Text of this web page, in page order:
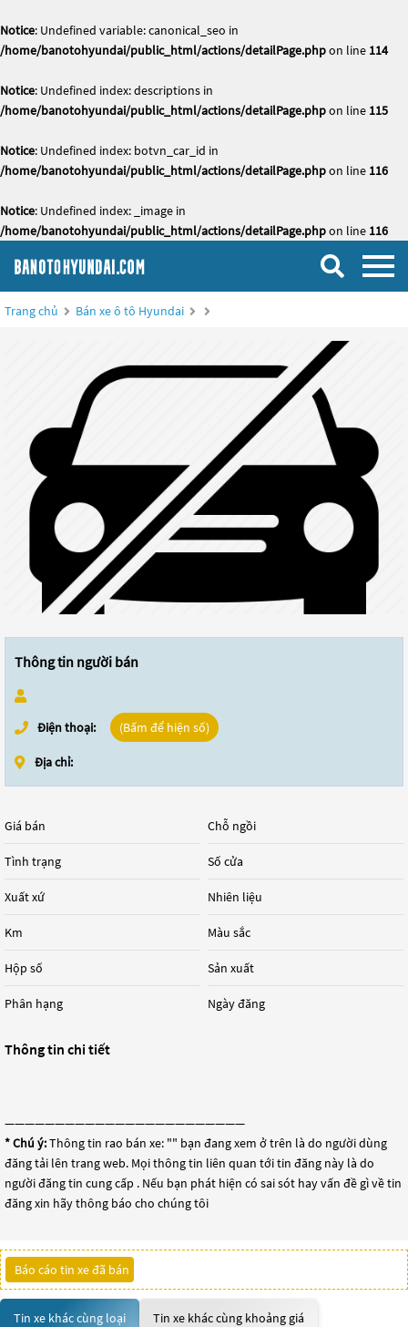
Notice: Undefined variable: canonical_seo in
/home/banotohyundai/public_html/actions/detailPage.phpon line 114
Notice: Undefined index: descriptions in
/home/banotohyundai/public_html/actions/detailPage.phpon line 115
Notice: Undefined index: botvn_car_id in
/home/banotohyundai/public_html/actions/detailPage.phpon line 116
Notice: Undefined index: _image in
/home/banotohyundai/public_html/actions/detailPage.phpon line 116
Trang chủ Bán xe ô tô Hyundai
Thông tin người bán
Điện thoại: (Bấm để hiện số)
Địa chỉ:
Giá bán
Tình trạng
Xuất xứ
Km
Hộp số
Phân hạng
Chỗ ngồi
Số cửa
Nhiên liệu
Màu sắc
Sản xuất
Ngày đăng
Thông tin chi tiết
————————————————————————
* Chú ý:Thông tin rao bán xe: "" bạn đang xem ở trên là do người dùng
đăng tải lên trang web. Mọi thông tin liên quan tới tin đăng này là do
người đăng tin cung cấp . Nếu bạn phát hiện có sai sót hay vấn đề gì về tin
đăng xin hãy thông báo cho chúng tôi
Báo cáo tin xe đã bán
Tin xe khác cùng loại Tin xe khác cùng khoảng giá